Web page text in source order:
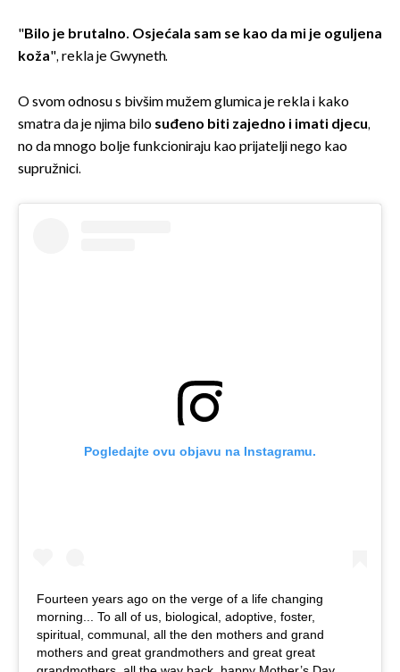
"Bilo je brutalno. Osjećala sam se kao da mi je oguljena
koža", rekla je Gwyneth.
O svom odnosu s bivšim mužem glumica je rekla i kako
smatra da je njima bilo suđeno biti zajedno i imati djecu,
no da mnogo bolje funkcioniraju kao prijatelji nego kao
supružnici.
Pogledajte ovu objavu na Instagramu.
Fourteen years ago on the verge of a life changing
morning... To all of us, biological, adoptive, foster,
spiritual, communal, all the den mothers and grand
mothers and great grandmothers and great great